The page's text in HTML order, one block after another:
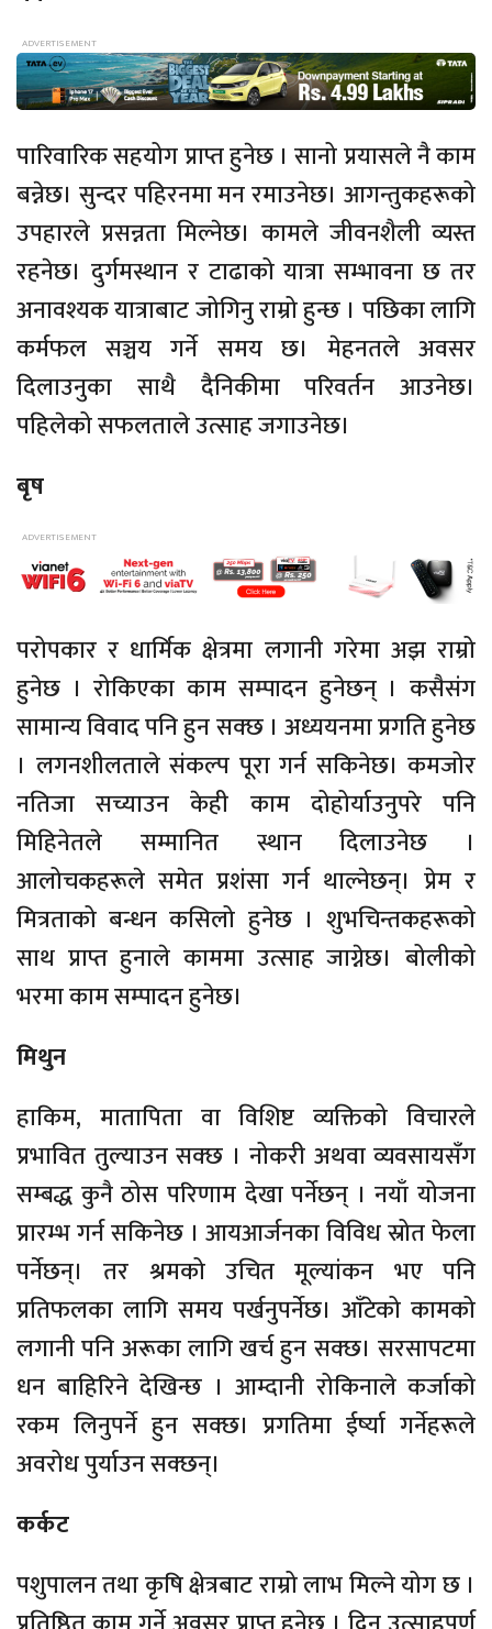
पारिवारिक सहयोग प्राप्त हुनेछ । सानो प्रयासले नै काम
बन्नेछ। सुन्दर पहिरनमा मन रमाउनेछ। आगन्तुकहरूको
उपहारले प्रसन्नता मिल्नेछ। कामले जीवनशैली व्यस्त
रहनेछ। दुर्गमस्थान र टाढाको यात्रा सम्भावना छ तर
अनावश्यक यात्राबाट जोगिनु राम्रो हुन्छ । पछिका लागि
कर्मफल सञ्चय गर्ने समय छ। मेहनतले अवसर
दिलाउनुका साथै दैनिकीमा परिवर्तन आउनेछ।
पहिलेको सफलताले उत्साह जगाउनेछ।
बृष
परोपकार र धार्मिक क्षेत्रमा लगानी गरेमा अझ राम्रो
हुनेछ । रोकिएका काम सम्पादन हुनेछन् । कसैसंग
सामान्य विवाद पनि हुन सक्छ । अध्ययनमा प्रगति हुनेछ
। लगनशीलताले संकल्प पूरा गर्न सकिनेछ। कमजोर
नतिजा सच्याउन केही काम दोहोर्याउनुपरे पनि
मिहिनेतले सम्मानित स्थान दिलाउनेछ ।
आलोचकहरूले समेत प्रशंसा गर्न थाल्नेछन्। प्रेम र
मित्रताको बन्धन कसिलो हुनेछ । शुभचिन्तकहरूको
साथ प्राप्त हुनाले काममा उत्साह जाग्नेछ। बोलीको
भरमा काम सम्पादन हुनेछ।
मिथुन
हाकिम, मातापिता वा विशिष्ट व्यक्तिको विचारले
प्रभावित तुल्याउन सक्छ । नोकरी अथवा व्यवसायसँग
सम्बद्ध कुनै ठोस परिणाम देखा पर्नेछन् । नयाँ योजना
प्रारम्भ गर्न सकिनेछ । आयआर्जनका विविध स्रोत फेला
पर्नेछन्। तर श्रमको उचित मूल्यांकन भए पनि
प्रतिफलका लागि समय पर्खनुपर्नेछ। आँटेको कामको
लगानी पनि अरूका लागि खर्च हुन सक्छ। सरसापटमा
धन बाहिरिने देखिन्छ । आम्दानी रोकिनाले कर्जाको
रकम लिनुपर्ने हुन सक्छ। प्रगतिमा ईर्ष्या गर्नेहरूले
अवरोध पुर्याउन सक्छन्।
कर्कट
पशुपालन तथा कृषि क्षेत्रबाट राम्रो लाभ मिल्ने योग छ ।